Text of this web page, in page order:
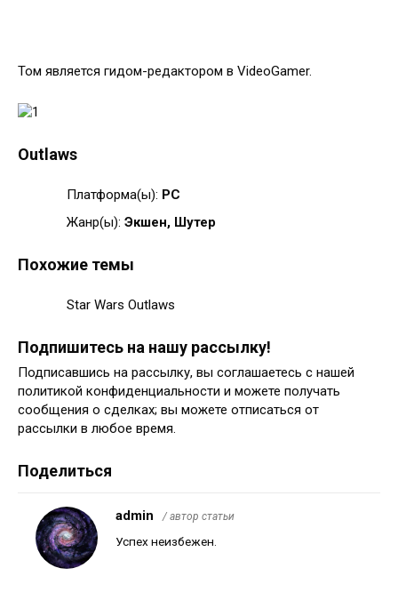
Том является гидом-редактором в VideoGamer.
Outlaws
Платформа(ы): PC
Жанр(ы): Экшен, Шутер
Похожие темы
Star Wars Outlaws
Подпишитесь на нашу рассылку!
Подписавшись на рассылку, вы соглашаетесь с нашей
политикой конфиденциальности и можете получать
сообщения о сделках; вы можете отписаться от
рассылки в любое время.
Поделиться
admin / автор статьи
Успех неизбежен.